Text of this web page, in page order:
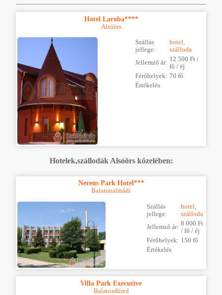
Hotel Laroba****
Alsóörs
Szállás
jellege:
hotel,
szálloda
Jellemző ár: 12 500 Ft /
fő / éj
Férőhelyek: 70 fő
Értékelés
Hotelek,szállodák Alsóörs közelében:
Nereus Park Hotel***
Balatonalmádi
Szállás
jellege:
hotel,
szálloda
Jellemző ár: 8 000 Ft
/ fő / éj
Férőhelyek: 150 fő
Értékelés
Villa Park Executive
Balatonfüred